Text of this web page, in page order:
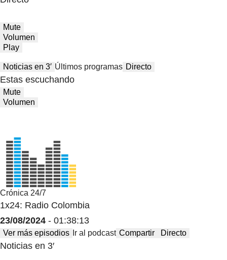
Mute
Volumen
Play
Noticias en 3′ Últimos programas Directo
Estas escuchando
Mute
Volumen
Crónica 24/7
1x24: Radio Colombia
23/08/2024 - 01:38:13
Ver más episodios Ir al podcast Compartir Directo
Noticias en 3′